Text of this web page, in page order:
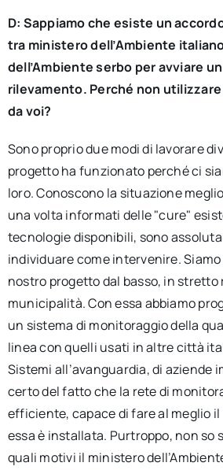
D: Sappiamo che esiste un
tra ministero dell’Ambiente
dell’Ambiente serbo per avviare
rilevamento. Perché non
da voi?
Sono proprio due modi di lavorare
progetto ha funzionato perché ci
loro. Conoscono la situazione
una volta informati delle "cure"
tecnologie disponibili, sono
individuare come intervenire.
nostro progetto dal basso, in stretto
municipalità. Con essa abbiamo
un sistema di monitoraggio della
linea con quelli usati in altre città
Sistemi all’avanguardia, di aziende
certo del fatto che la rete di
efficiente, capace di fare al meglio
essa è installata. Purtroppo, non so
quali motivi il ministero